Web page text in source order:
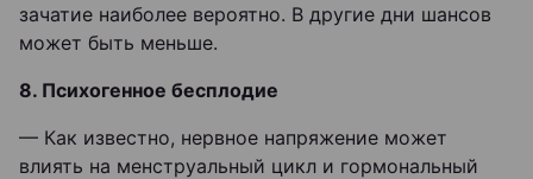
зачатие наиболее вероятно. В другие дни шансов
может быть меньше.
8. Психогенное бесплодие
— Как известно, нервное напряжение может
влиять на менструальный цикл и гормональный